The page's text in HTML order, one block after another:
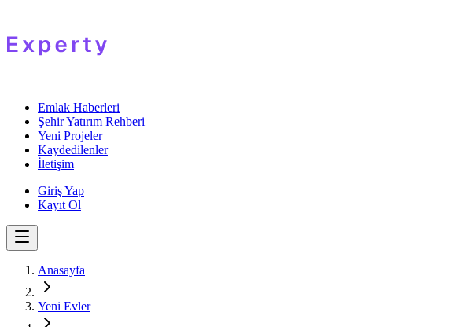
Emlak Haberleri
Şehir Yatırım Rehberi
Yeni Projeler
Kaydedilenler
İletişim
Giriş Yap
Kayıt Ol
Anasayfa
Yeni Evler